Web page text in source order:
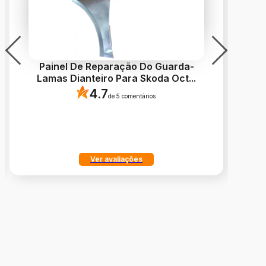
Painel De Reparação Do Guarda-
Lamas Dianteiro Para Skoda Oct...
4.7de 5 comentários
Ver avaliações